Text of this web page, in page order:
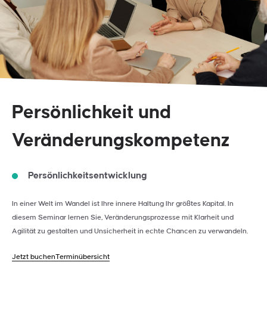
Persönlichkeit und
Veränderungskompetenz
Persönlichkeitsentwicklung
In einer Welt im Wandel ist Ihre innere Haltung Ihr größtes Kapital. In
diesem Seminar lernen Sie, Veränderungsprozesse mit Klarheit und
Agilität zu gestalten und Unsicherheit in echte Chancen zu verwandeln.
Jetzt buchenTerminübersicht